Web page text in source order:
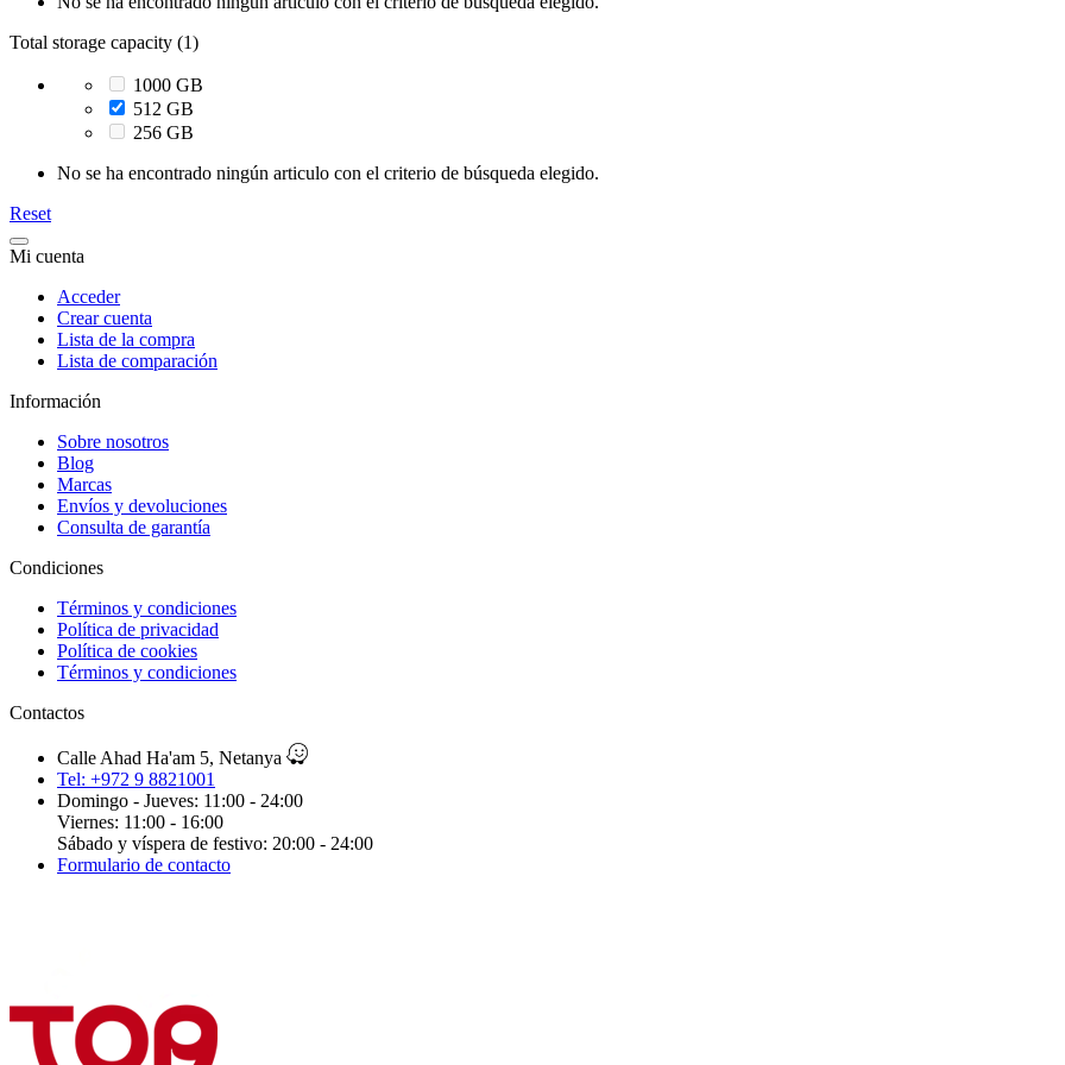
Total storage capacity (1)
1000 GB
512 GB
256 GB
No se ha encontrado ningún articulo con el criterio de búsqueda elegido.
Reset
Mi cuenta
Acceder
Crear cuenta
Lista de la compra
Lista de comparación
Información
Sobre nosotros
Blog
Marcas
Envíos y devoluciones
Consulta de garantía
Condiciones
Términos y condiciones
Política de privacidad
Política de cookies
Términos y condiciones
Contactos
Calle Ahad Ha'am 5, Netanya
Tel: +972 9 8821001
Domingo - Jueves: 11:00 - 24:00
Viernes: 11:00 - 16:00
Sábado y víspera de festivo: 20:00 - 24:00
Formulario de contacto